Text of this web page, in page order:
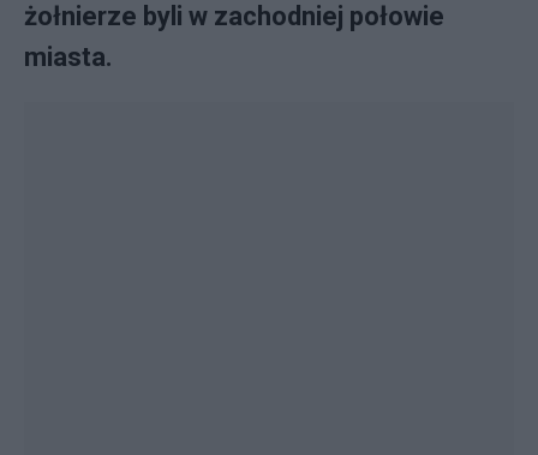
żołnierze byli w zachodniej połowie
miasta.